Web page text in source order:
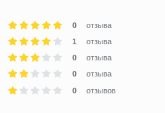
0
отзыва
1
отзыва
0
отзыва
0
отзыва
0
отзывов